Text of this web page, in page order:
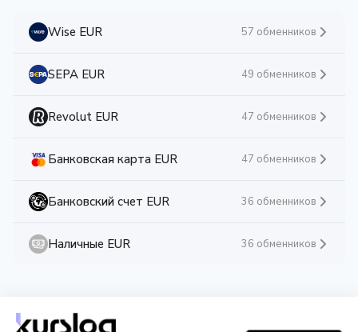
Wise EUR 57 обменников
SEPA EUR 49 обменников
Revolut EUR 47 обменников
Банковская карта EUR 47 обменников
Банковский счет EUR 36 обменников
Наличные EUR 36 обменников